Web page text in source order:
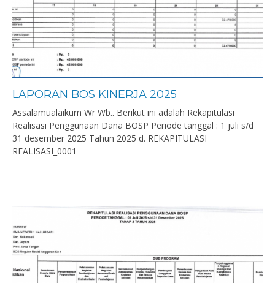
LAPORAN BOS KINERJA 2025
Assalamualaikum Wr Wb.. Berikut ini adalah Rekapitulasi
Realisasi Penggunaan Dana BOSP Periode tanggal : 1 juli s/d
31 desember 2025 Tahun 2025 d. REKAPITULASI
REALISASI_0001